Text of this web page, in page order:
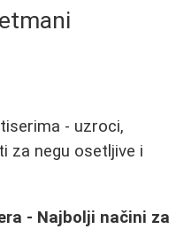
- uzroci,
za negu osetljive i
- Najbolji načini za